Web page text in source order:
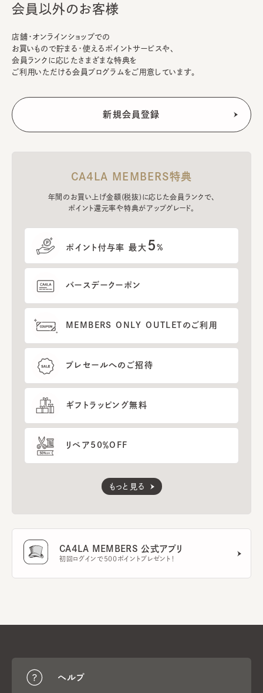
会員以外のお客様
店舗・オンラインショップでの
お買いもので貯まる・使えるポイントサービスや、
会員ランクに応じたさまざまな特典を
ご利用いただける会員プログラムをご用意しています。
CA4LA MEMBERS特典
年間のお買い上げ金額(税抜)に応じた会員ランクで、
ポイント還元率や特典がアップグレード。
ポイント付与率 最大 5%
バースデークーポン
MEMBERS ONLY OUTLETのご利用
プレセールへのご招待
ギフトラッピング無料
リペア50％OFF
もっと見る
CA4LA MEMBERS 公式アプリ
初回ログインで500ポイントプレゼント！
ヘルプ